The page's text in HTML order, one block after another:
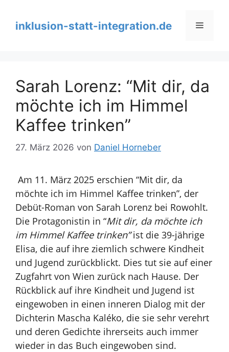
springeninklusion-statt-integration.de Menü
Sarah Lorenz: “Mit dir, da
möchte ich im Himmel
Kaffee trinken”
27. März 2026 von Daniel Horneber
Am 11. März 2025 erschien “Mit dir, da
möchte ich im Himmel Kaffee trinken”, der
Debüt-Roman von Sarah Lorenz bei Rowohlt.
Die Protagonistin in “Mit dir, da möchte ich
im Himmel Kaffee trinken”ist die 39-jährige
Elisa, die auf ihre ziemlich schwere Kindheit
und Jugend zurückblickt. Dies tut sie auf einer
Zugfahrt von Wien zurück nach Hause. Der
Rückblick auf ihre Kindheit und Jugend ist
eingewoben in einen inneren Dialog mit der
Dichterin Mascha Kaléko, die sie sehr verehrt
und deren Gedichte ihrerseits auch immer
wieder in das Buch eingewoben sind.